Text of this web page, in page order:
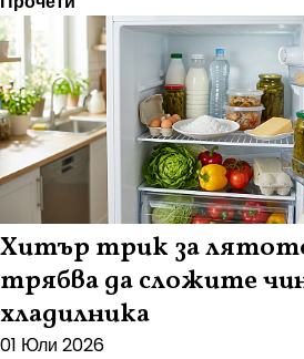
Хитър трик за
трябва да сложите
хладилника
01 Юли 2026